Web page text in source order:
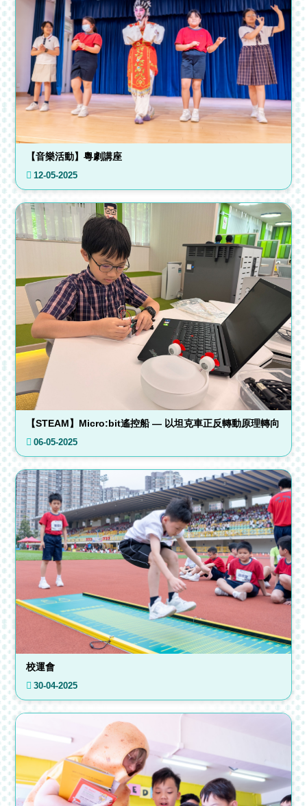
【音樂活動】粵劇講座
12-05-2025
【STEAM】Micro:bit遙控船 — 以坦克車正反轉動原理轉向
06-05-2025
校運會
30-04-2025